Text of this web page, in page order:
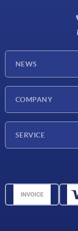
NEWS
COMPANY
SERVICE
CAD data